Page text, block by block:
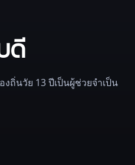
ดี
ถิ่นวัย 13 ปีเป็นผู้ช่วยจำเป็น